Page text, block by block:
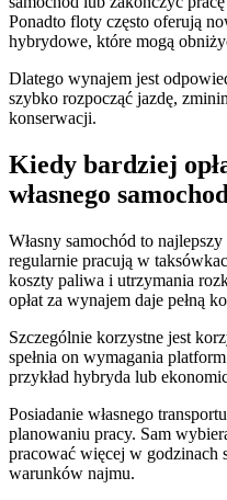
Ponadto floty często oferują
hybrydowe, które mogą
Dlatego wynajem jest
szybko rozpocząć jazdę,
konserwacji.
Kiedy bardziej
własnego
Własny samochód to
regularnie pracują w
koszty paliwa i utrzymania
opłat za wynajem daje pełną
Szczególnie korzystne jest
spełnia on wymagania
przykład hybryda lub
Posiadanie własnego
planowaniu pracy. Sam
pracować więcej w godzinach
warunków najmu.